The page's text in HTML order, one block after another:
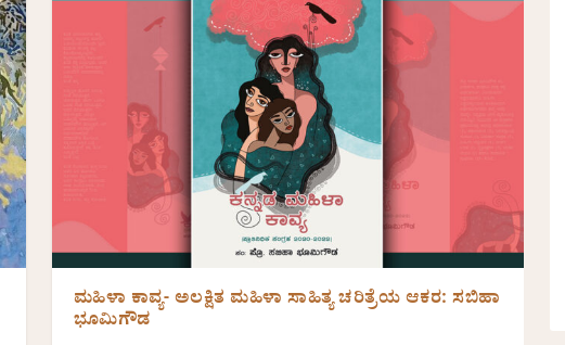
ಮಹಿಳಾ ಕಾವ್ಯ- ಅಲಕ್ಷಿತ ಮಹಿಳಾ ಸಾಹಿತ್ಯ ಚರಿತ್ರೆಯ ಆಕರ: ಸಬಿಹಾ
ಭೂಮಿಗೌಡ